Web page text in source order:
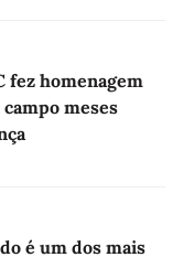
fez homenagem
meses
é um dos mais